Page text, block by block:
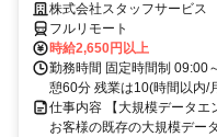
トのお仕事です！＞ご応募お
株式会社スタッフサービ
フルリモート
時給2,650円以上
勤務時間 固定時間制 09:00
憩60分 残業は10(時間以内/
仕事内容 【大規模データエ
お客様の既存の大規模デー